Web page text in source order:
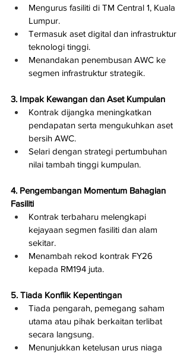
Mengurus fasiliti di TM Central 1, Kuala
Lumpur.
Termasuk aset digital dan infrastruktur
teknologi tinggi.
Menandakan penembusan AWC ke
segmen infrastruktur strategik.
3. Impak Kewangan dan Aset Kumpulan
Kontrak dijangka meningkatkan
pendapatan serta mengukuhkan aset
bersih AWC.
Selari dengan strategi pertumbuhan
nilai tambah tinggi kumpulan.
4. Pengembangan Momentum Bahagian
Fasiliti
Kontrak terbaharu melengkapi
kejayaan segmen fasiliti dan alam
sekitar.
Menambah rekod kontrak FY26
kepada RM194 juta.
5. Tiada Konflik Kepentingan
Tiada pengarah, pemegang saham
utama atau pihak berkaitan terlibat
secara langsung.
Menunjukkan ketelusan urus niaga